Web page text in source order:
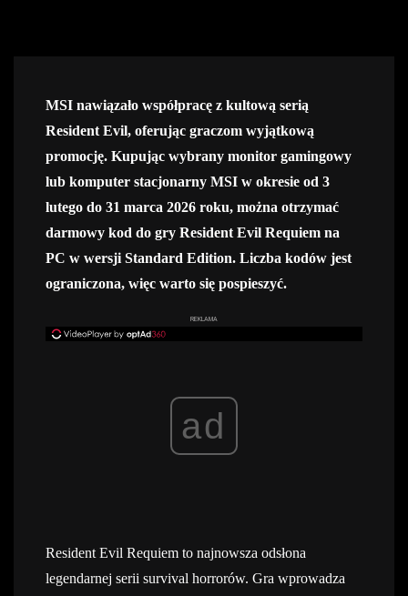
MSI nawiązało współpracę z kultową serią
Resident Evil, oferując graczom wyjątkową
promocję. Kupując wybrany monitor gamingowy
lub komputer stacjonarny MSI w okresie od 3
lutego do 31 marca 2026 roku, można otrzymać
darmowy kod do gry Resident Evil Requiem na
PC w wersji Standard Edition. Liczba kodów jest
ograniczona, więc warto się pospieszyć.
REKLAMA
ad
Resident Evil Requiem to najnowsza odsłona
legendarnej serii survival horrorów. Gra wprowadza